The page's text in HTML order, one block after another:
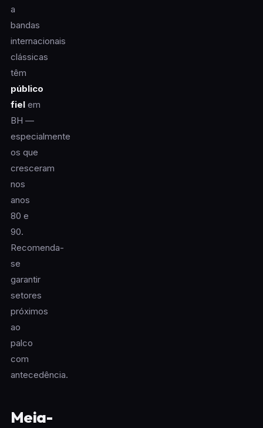
a
bandas
internacionais
clássicas
têm
público
fielem
BH —
especialmente
os que
cresceram
nos
anos
80 e
90.
Recomenda-
se
garantir
setores
próximos
ao
palco
com
antecedência.
Meia-